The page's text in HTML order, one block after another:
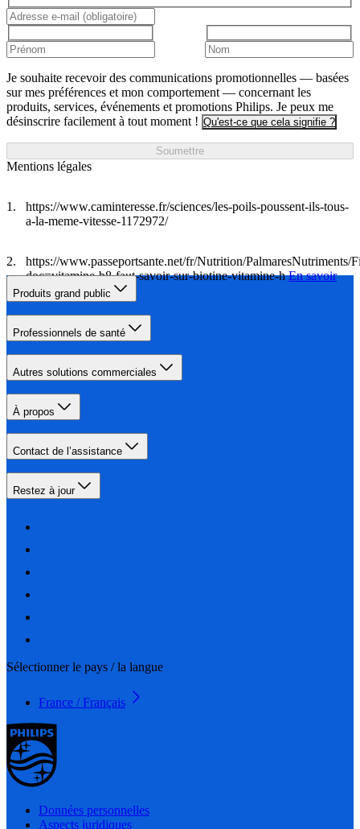
Je souhaite recevoir des communications promotionnelles — basées
sur mes préférences et mon comportement — concernant les
produits, services, événements et promotions Philips. Je peux me
désinscrire facilement à tout moment ! Qu'est-ce que cela signifie ?
Soumettre
Mentions légales
https://www.caminteresse.fr/sciences/les-poils-poussent-ils-tous-
a-la-meme-vitesse-1172972/
https://www.passeportsante.net/fr/Nutrition/PalmaresNutriments/
doc=vitamine-b8-faut-savoir-sur-biotine-vitamine-h En savoir
plus
Produits grand public
Professionnels de santé
Autres solutions commerciales
À propos
Contact de l’assistance
Restez à jour
Sélectionner le pays / la langue
France / Français
Données personnelles
Aspects juridiques